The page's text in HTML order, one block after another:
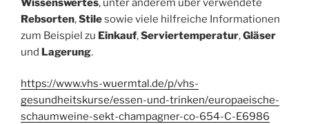
Rebsorten,Stilesowie viele hilfreiche Informationen
zum Beispiel zu Einkauf,Serviertemperatur,Gläser
und Lagerung.
https://www.vhs-wuermtal.de/p/vhs-
gesundheitskurse/essen-und-trinken/europaeische-
schaumweine-sekt-champagner-co-654-C-E6986